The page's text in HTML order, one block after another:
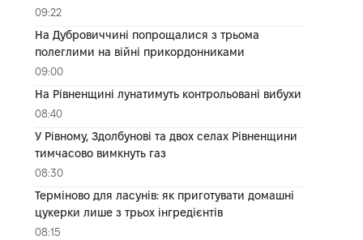
09:22
На Дубровиччині попрощалися з трьома
полеглими на війні прикордонниками
09:00
На Рівненщині лунатимуть контрольовані вибухи
08:40
У Рівному, Здолбунові та двох селах Рівненщини
тимчасово вимкнуть газ
08:30
Терміново для ласунів: як приготувати домашні
цукерки лише з трьох інгредієнтів
08:15